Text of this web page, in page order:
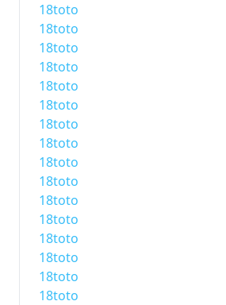
18toto
18toto
18toto
18toto
18toto
18toto
18toto
18toto
18toto
18toto
18toto
18toto
18toto
18toto
18toto
18toto